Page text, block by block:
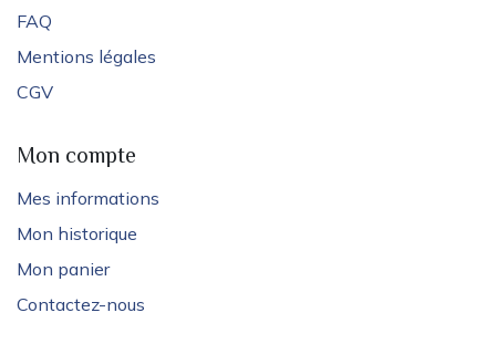
FAQ
Mentions légales
CGV
Mon compte
Mes informations
Mon historique
Mon panier
Contactez-nous